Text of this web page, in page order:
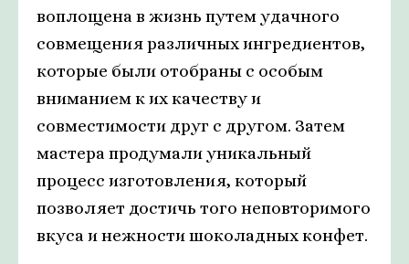
воплощена в жизнь путем удачного
совмещения различных ингредиентов,
которые были отобраны с особым
вниманием к их качеству и
совместимости друг с другом. Затем
мастера продумали уникальный
процесс изготовления, который
позволяет достичь того неповторимого
вкуса и нежности шоколадных конфет.